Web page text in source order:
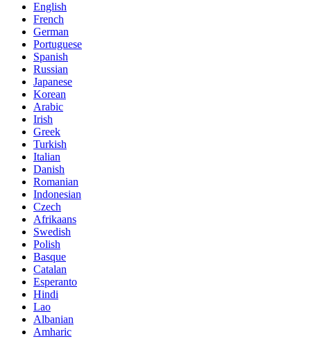
English
French
German
Portuguese
Spanish
Russian
Japanese
Korean
Arabic
Irish
Greek
Turkish
Italian
Danish
Romanian
Indonesian
Czech
Afrikaans
Swedish
Polish
Basque
Catalan
Esperanto
Hindi
Lao
Albanian
Amharic